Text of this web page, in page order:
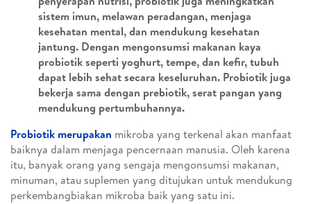
sistem imun, melawan peradangan, menjaga
kesehatan mental, dan mendukung kesehatan
jantung. Dengan mengonsumsi makanan kaya
probiotik seperti yoghurt, tempe, dan kefir, tubuh
dapat lebih sehat secara keseluruhan. Probiotik juga
bekerja sama dengan prebiotik, serat pangan yang
mendukung pertumbuhannya.
Probiotik merupakan mikroba yang terkenal akan manfaat
baiknya dalam menjaga pencernaan manusia. Oleh karena
itu, banyak orang yang sengaja mengonsumsi makanan,
minuman, atau suplemen yang ditujukan untuk mendukung
perkembangbiakan mikroba baik yang satu ini.